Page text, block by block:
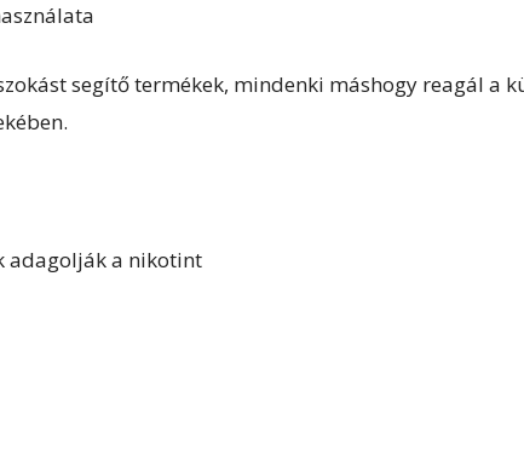
segítő termékek, mindenki máshogy reagál a
adagolják a nikotint